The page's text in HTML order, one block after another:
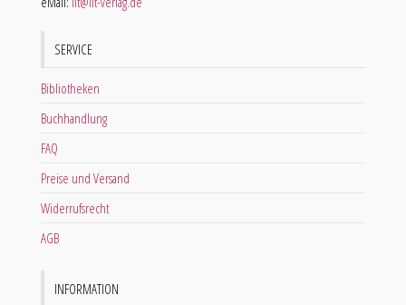
SERVICE
Bibliotheken
Buchhandlung
FAQ
Preise und Versand
Widerrufsrecht
AGB
INFORMATION